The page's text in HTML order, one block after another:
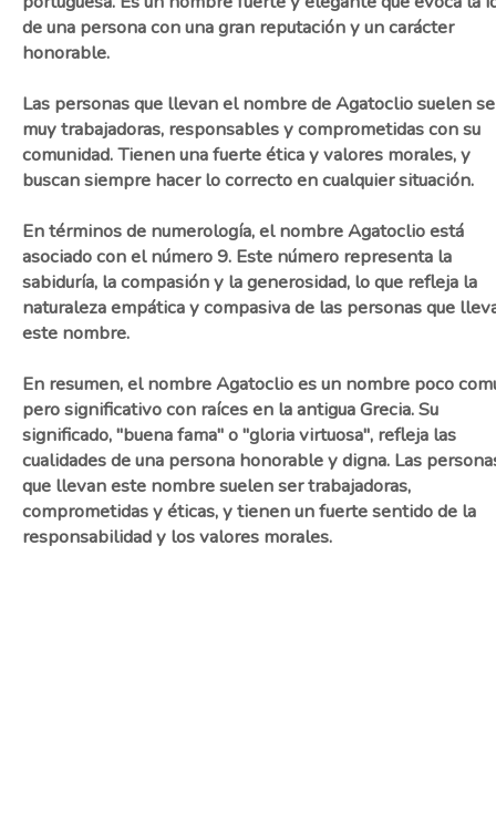
de una persona con una gran reputación y un carácter
honorable.
Las personas que llevan el nombre de Agatoclio suelen
muy trabajadoras, responsables y comprometidas con su
comunidad. Tienen una fuerte ética y valores morales, y
buscan siempre hacer lo correcto en cualquier situación.
En términos de numerología, el nombre Agatoclio está
asociado con el número 9. Este número representa la
sabiduría, la compasión y la generosidad, lo que refleja la
naturaleza empática y compasiva de las personas que
este nombre.
En resumen, el nombre Agatoclio es un nombre poco
pero significativo con raíces en la antigua Grecia. Su
significado, "buena fama" o "gloria virtuosa", refleja las
cualidades de una persona honorable y digna. Las
que llevan este nombre suelen ser trabajadoras,
comprometidas y éticas, y tienen un fuerte sentido de la
responsabilidad y los valores morales.